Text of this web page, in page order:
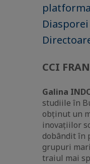
CCI
Galina
studiile în
obținut un
inovațiilor
dobândit în
grupuri
traiul mai